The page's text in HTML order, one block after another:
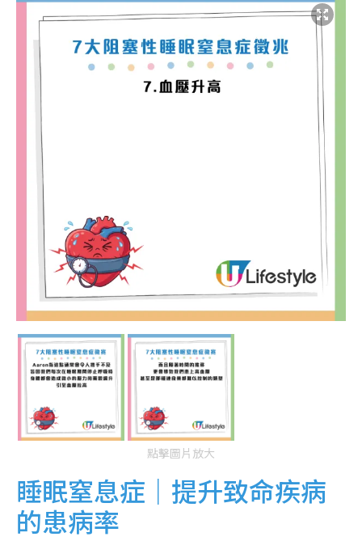
點擊圖片放大
睡眠窒息症｜提升致命疾病
的患病率